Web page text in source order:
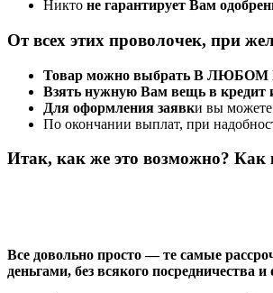
Никто не гарантирует Вам
От всех этих проволочек, при
Товар можно выбрать В
Взять нужную Вам вещь в кредит
Для оформления заявки вы
По окончании выплат, при
Итак, как же это возможно? Как
Все довольно просто — те самые
деньгами, без всякого посредничества